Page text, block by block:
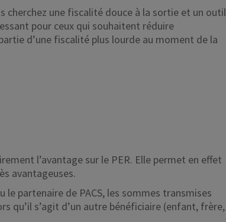
cherchez une fiscalité douce à la sortie et un outil
pour ceux qui souhaitent réduire
d’une fiscalité plus lourde au moment de la
l’avantage sur le PER. Elle permet en effet
avantageuses.
le partenaire de PACS, les sommes transmises
qu’il s’agit d’un autre bénéficiaire (enfant, frère,